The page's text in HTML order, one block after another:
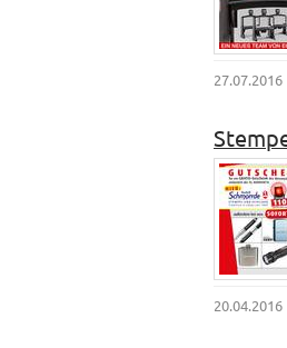
27.07.2016
20.04.2016